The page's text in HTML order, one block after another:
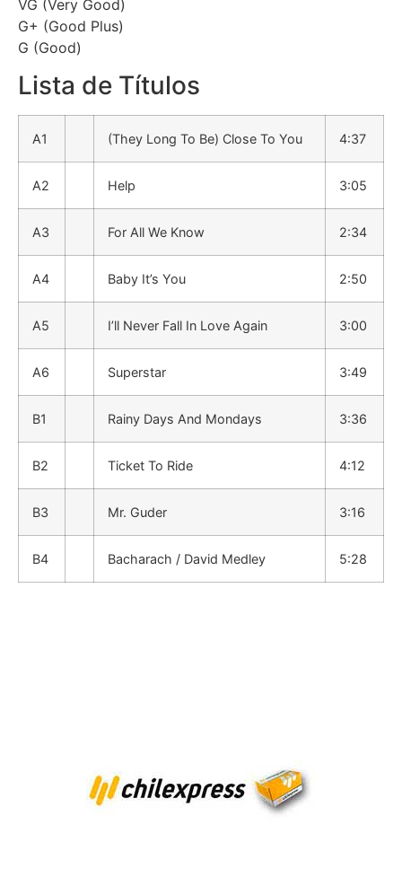
VG (Very Good)
G+ (Good Plus)
G (Good)
Lista de Títulos
A1 (They Long To Be) Close To You 4:37
A2 Help 3:05
A3 For All We Know 2:34
A4 Baby It’s You 2:50
A5 I’ll Never Fall In Love Again 3:00
A6 Superstar 3:49
B1 Rainy Days And Mondays 3:36
B2 Ticket To Ride 4:12
B3 Mr. Guder 3:16
B4 Bacharach / David Medley 5:28